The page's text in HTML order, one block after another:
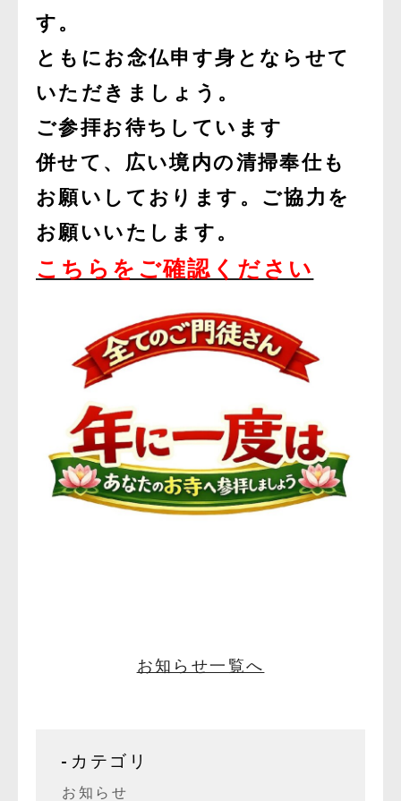
す。
ともにお念仏申す身とならせて
いただきましょう。
ご参拝お待ちしています
併せて、広い境内の清掃奉仕も
お願いしております。ご協力を
お願いいたします。
こちらをご確認ください
お知らせ一覧へ
カテゴリ
お知らせ